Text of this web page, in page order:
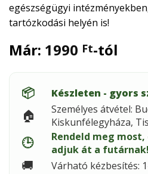
egészségügyi
tartózkodási helyén is!
Már: 1990 Ft-tól
📦 Készleten - gyors
🏠
Személyes átvétel:
Kiskunfélegyháza,
🕒
Rendeld meg
adjuk át a futárnak!
🚚 Várható kézbesítés: